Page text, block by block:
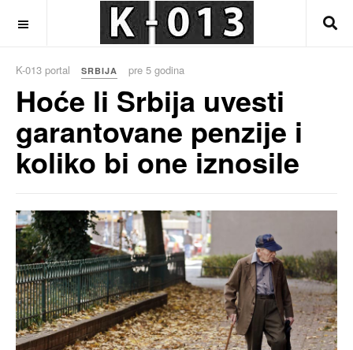
K-013 portal SRBIJA pre 5 godina
Hoće li Srbija uvesti
garantovane penzije i
koliko bi one iznosile